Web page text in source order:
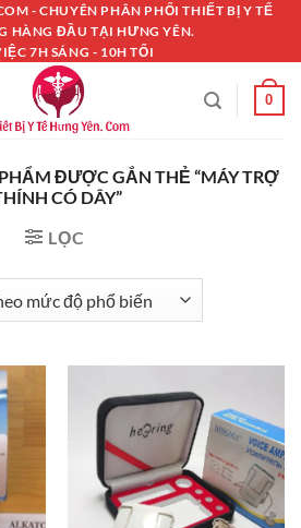
- CHUYÊN PHÂN PHỐI THIẾT BỊ Y TẾ
HÀNG ĐẦU TẠI HƯNG YÊN.
7H SÁNG - 10H TỐI
0
ĐƯỢC GẮN THẺ “MÁY TRỢ
CÓ DÂY”
LỌC